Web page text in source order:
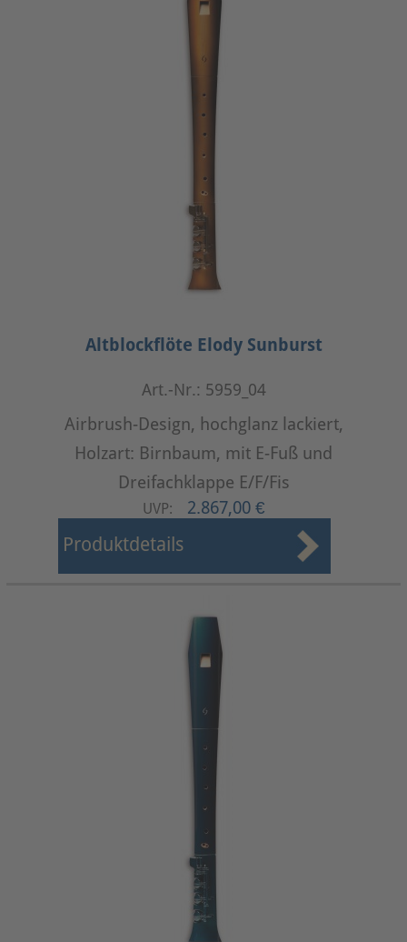
Altblockflöte Elody Sunburst
Art.-Nr.: 5959_04
Airbrush-Design, hochglanz lackiert,
Holzart: Birnbaum, mit E-Fuß und
Dreifachklappe E/F/Fis
UVP: 2.867,00 €
Produktdetails